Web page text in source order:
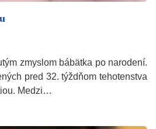
zmyslom bábätka po narodení.
pred 32. týždňom tehotenstva
Medzi…